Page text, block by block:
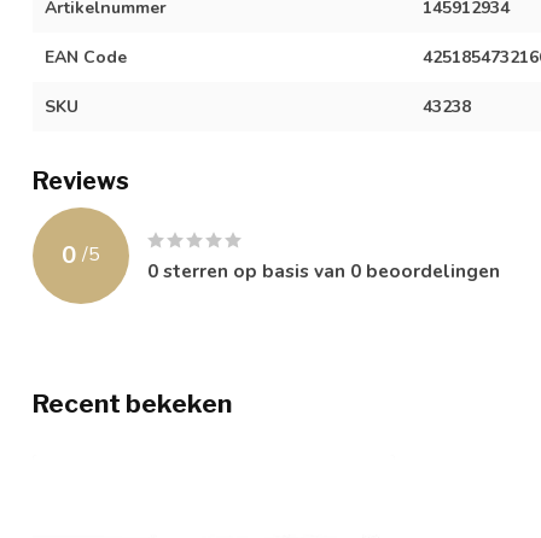
Artikelnummer 145912934
EAN Code
SKU 43238
Reviews
0 /5
0sterren op basis van 0 beoordelingen
Recent bekeken